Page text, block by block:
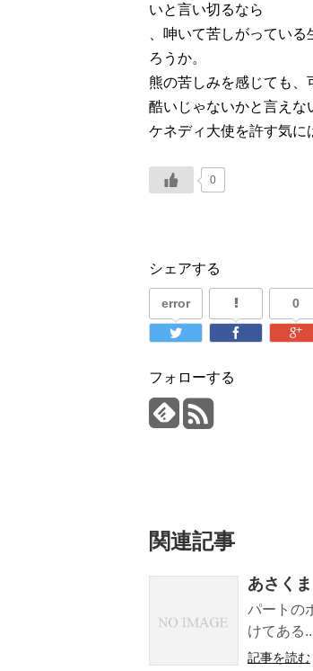
いと言い切るなら
、呻いて苦しがってい
ろうか。
熊の苦しみを感じても、
酷いじゃないかと言えな
ケネディ大使を許す気に
0
シェアする
error 0
フォローする
関連記事
あさく
パートの
けてある
記事を読む